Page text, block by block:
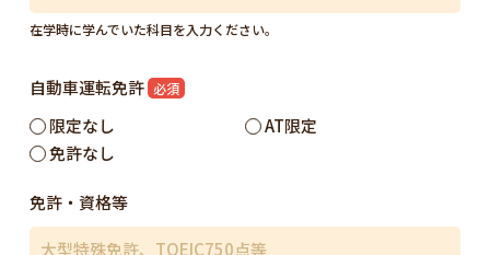
在学時に学んでいた科目を入力ください。
自動車運転免許 必須
限定なし
AT限定
免許なし
免許・資格等